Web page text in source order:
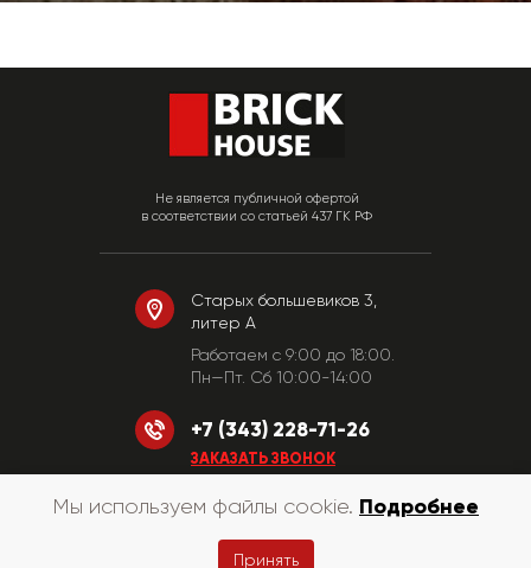
Не является публичной офертой
в соответствии со статьей 437 ГК РФ
Старых большевиков 3,
литер А
Работаем c 9:00 до 18:00.
Пн—Пт. Сб 10:00-14:00
+7 (343) 228-71-26
ЗАКАЗАТЬ ЗВОНОК
© «КирпичХаус» 2010-2026
Мы используем файлы cookie. Подробнее
Принять